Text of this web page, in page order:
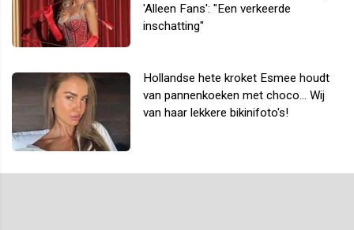
'Alleen Fans': "Een verkeerde
inschatting"
Hollandse hete kroket Esmee houdt
van pannenkoeken met choco... Wij
van haar lekkere bikinifoto's!